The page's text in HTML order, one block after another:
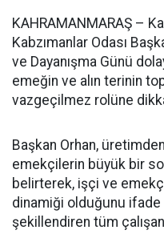
KAHRAMANMARAŞ –
Kabzımanlar Odası
ve Dayanışma Günü
emeğin ve alın terinin
vazgeçilmez rolüne
Başkan Orhan,
emekçilerin büyük bir
belirterek, işçi ve
dinamiği olduğunu ifade
şekillendiren tüm